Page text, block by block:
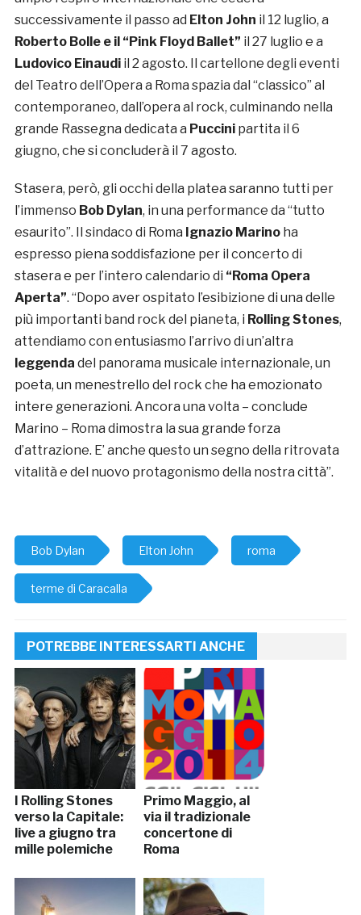
successivamente il passo ad Elton John il 12 luglio, a
Roberto Bolle e il “Pink Floyd Ballet” il 27 luglio e a
Ludovico Einaudiil 2 agosto. Il cartellone degli eventi
del Teatro dell’Opera a Roma spazia dal “classico” al
contemporaneo, dall’opera al rock, culminando nella
grande Rassegna dedicata a Puccinipartita il 6
giugno, che si concluderà il 7 agosto.
Stasera, però, gli occhi della platea saranno tutti per
l’immenso Bob Dylan, in una performance da “tutto
esaurito”. Il sindaco di Roma Ignazio Marinoha
espresso piena soddisfazione per il concerto di
stasera e per l’intero calendario di “Roma Opera
Aperta”. “Dopo aver ospitato l’esibizione di una delle
più importanti band rock del pianeta, i Rolling Stones,
attendiamo con entusiasmo l’arrivo di un’altra
leggenda del panorama musicale internazionale, un
poeta, un menestrello del rock che ha emozionato
intere generazioni. Ancora una volta – conclude
Marino – Roma dimostra la sua grande forza
d’attrazione. E’ anche questo un segno della ritrovata
vitalità e del nuovo protagonismo della nostra città”.
Bob Dylan Elton John roma
terme di Caracalla
POTREBBE INTERESSARTI ANCHE
I Rolling Stones
verso la Capitale:
live a giugno tra
mille polemiche
Primo Maggio, al
via il tradizionale
concertone di
Roma